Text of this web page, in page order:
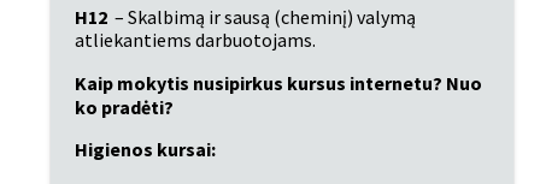
H12 – Skalbimą ir sausą (cheminį) valymą
atliekantiems darbuotojams.
Kaip mokytis nusipirkus kursus internetu? Nuo
ko pradėti?
Higienos kursai: